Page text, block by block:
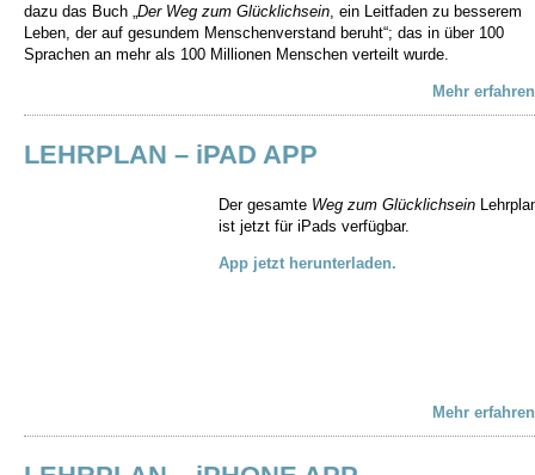
dazu das Buch „Der Weg zum Glücklichsein, ein Leitfaden zu besserem
Leben, der auf gesundem Menschenverstand beruht“; das in über 100
Sprachen an mehr als 100 Millionen Menschen verteilt wurde.
Mehr
LEHRPLAN – iPAD APP
Der gesamte Weg zum Glücklichsein
ist jetzt für iPads verfügbar.
App jetzt herunterladen.
Mehr